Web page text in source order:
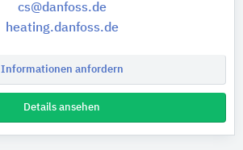
cs@danfoss.de
heating.danfoss.de
Informationen anfordern
Details ansehen